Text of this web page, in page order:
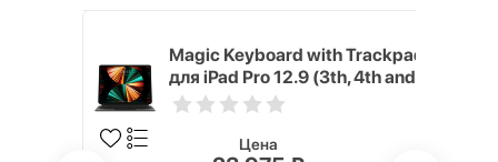
Magic Keyboard with Trackpad
для iPad Pro 12.9 (3th, 4th and
5th generation) русская,
Цена